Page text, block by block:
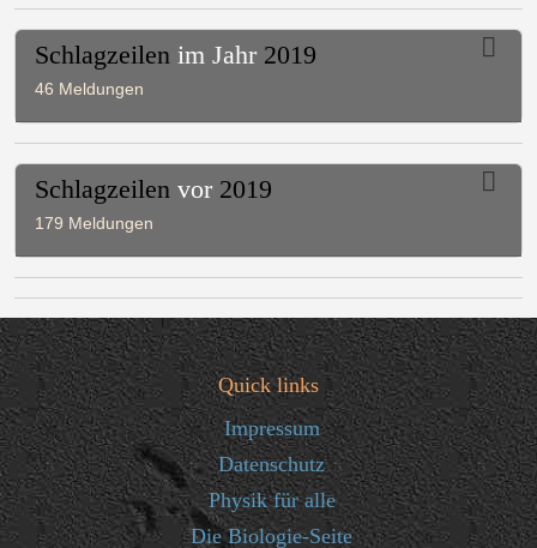
Schlagzeilen im Jahr 2019
46 Meldungen
Schlagzeilen vor 2019
179 Meldungen
Quick links
Impressum
Datenschutz
Physik für alle
Die Biologie-Seite